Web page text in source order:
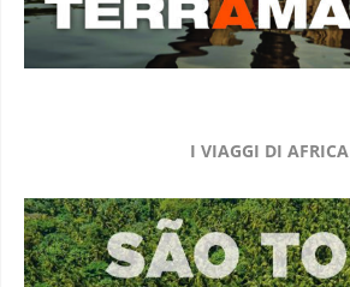
I VIAGGI DI AFRICA